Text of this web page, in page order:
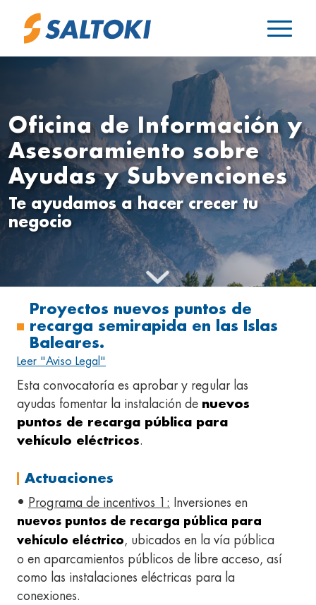
Oficina de Información y
Asesoramiento sobre
Ayudas y Subvenciones
Te ayudamos a hacer crecer tu
negocio
Proyectos nuevos puntos de
recarga semirapida en las Islas
Baleares.
Leer "Aviso Legal"
Esta convocatoría es aprobar y regular las
ayudas fomentar la instalación de nuevos
puntos de recarga pública para
vehículo eléctricos.
Actuaciones
• Programa de incentivos 1: Inversiones en
nuevos puntos de recarga pública para
vehículo eléctrico, ubicados en la vía pública
o en aparcamientos públicos de libre acceso, así
como las instalaciones eléctricas para la
conexiones.